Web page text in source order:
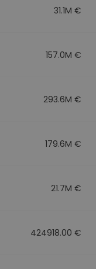
31.1M €
157.0M €
293.6M €
179.6M €
21.7M €
424918.00 €